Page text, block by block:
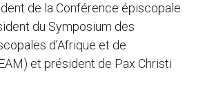
de la Conférence épiscopale
du Symposium des
d’Afrique et de
et président de Pax Christi